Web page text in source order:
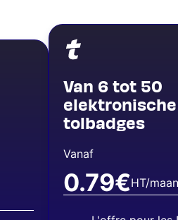
Image
Van 6 tot 50
elektronische
tolbadges
Vanaf
0.79€HT/